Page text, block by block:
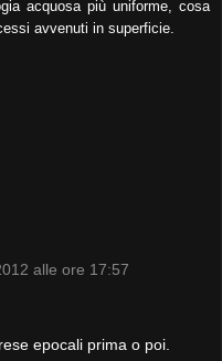
acquosa più uniforme, cosa
avvenuti in superficie.
alle ore 17:57
epocali prima o poi.